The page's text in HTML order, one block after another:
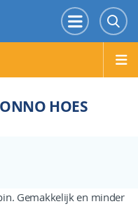
Menu
HOES
Gemakkelijk en minder